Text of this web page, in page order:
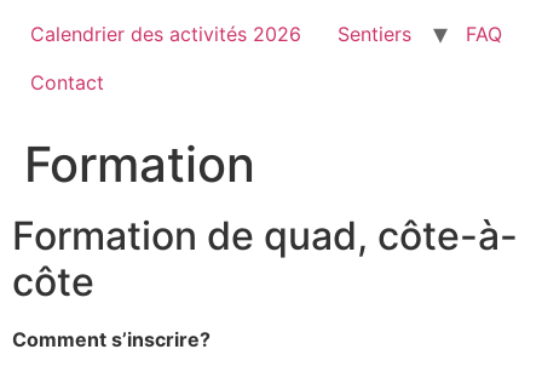
Calendrier des activités 2026
Sentiers
FAQ
Contact
Formation
Formation de quad, côte-à-
côte
Comment s’inscrire?